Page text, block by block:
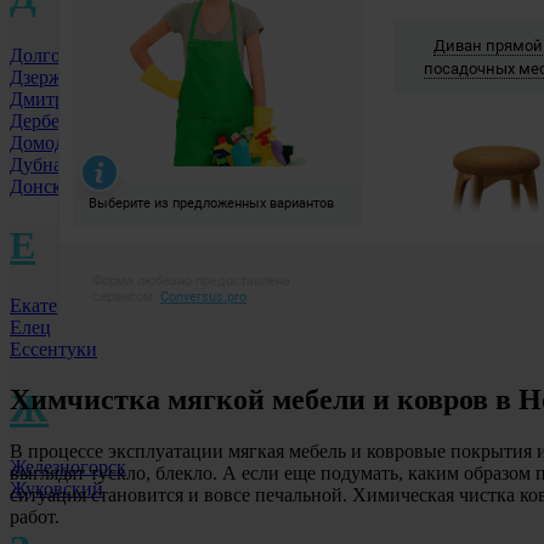
Долгопрудный МО
Дзержинск
Дмитровоград
Дербент
Домодедово
Дубна
Донской
Е
Екатеринбург
Елец
Ессентуки
Ж
Железногорск
Жуковский
Химчистка мягкой мебели и ковров в
В процессе эксплуатации мягкая мебель и ковровые
выглядят тускло, блекло. А если еще подумать, каким образом
ситуация становится и вовсе печальной. Химическая чистка
работ.